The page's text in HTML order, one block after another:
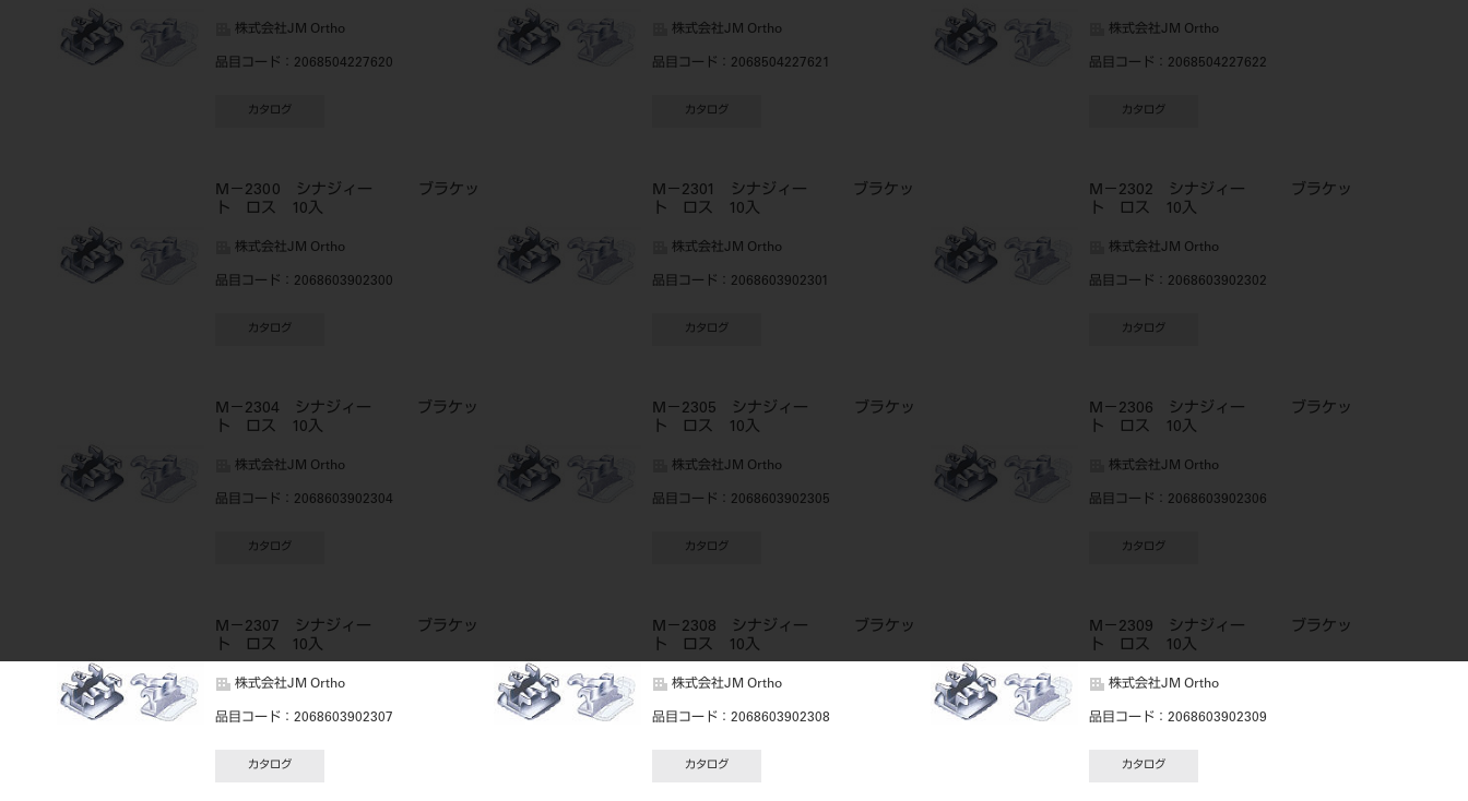
株式会社JM Ortho
品目コード ：2068504227620
カタログ
株式会社JM Ortho
品目コード ：2068504227621
カタログ
株式会社JM Ortho
品目コード ：2068504227622
カタログ
M－2300 シナジィー ブラケッ
ト ロス 10入
株式会社JM Ortho
品目コード ：2068603902300
カタログ
M－2301 シナジィー ブラケッ
ト ロス 10入
株式会社JM Ortho
品目コード ：2068603902301
カタログ
M－2302 シナジィー ブラケッ
ト ロス 10入
株式会社JM Ortho
品目コード ：2068603902302
カタログ
M－2304 シナジィー ブラケッ
ト ロス 10入
株式会社JM Ortho
品目コード ：2068603902304
カタログ
M－2305 シナジィー ブラケッ
ト ロス 10入
株式会社JM Ortho
品目コード ：2068603902305
カタログ
M－2306 シナジィー ブラケッ
ト ロス 10入
株式会社JM Ortho
品目コード ：2068603902306
カタログ
M－2307 シナジィー ブラケッ
ト ロス 10入
株式会社JM Ortho
品目コード ：2068603902307
カタログ
M－2308 シナジィー ブラケッ
ト ロス 10入
株式会社JM Ortho
品目コード ：2068603902308
カタログ
M－2309 シナジィー ブラケッ
ト ロス 10入
株式会社JM Ortho
品目コード ：2068603902309
カタログ